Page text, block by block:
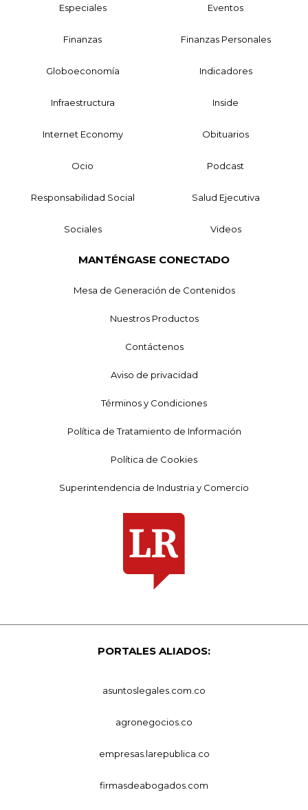
Especiales Eventos
Finanzas Finanzas Personales
Globoeconomía Indicadores
Infraestructura Inside
Internet Economy Obituarios
Ocio Podcast
Responsabilidad Social Salud Ejecutiva
Sociales Videos
MANTÉNGASE CONECTADO
Mesa de Generación de Contenidos
Nuestros Productos
Contáctenos
Aviso de privacidad
Términos y Condiciones
Política de Tratamiento de Información
Política de Cookies
Superintendencia de Industria y Comercio
PORTALES ALIADOS:
asuntoslegales.com.co
agronegocios.co
empresas.larepublica.co
firmasdeabogados.com